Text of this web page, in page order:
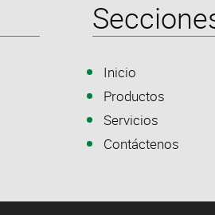
Inicio
Productos
Servicios
Contáctenos